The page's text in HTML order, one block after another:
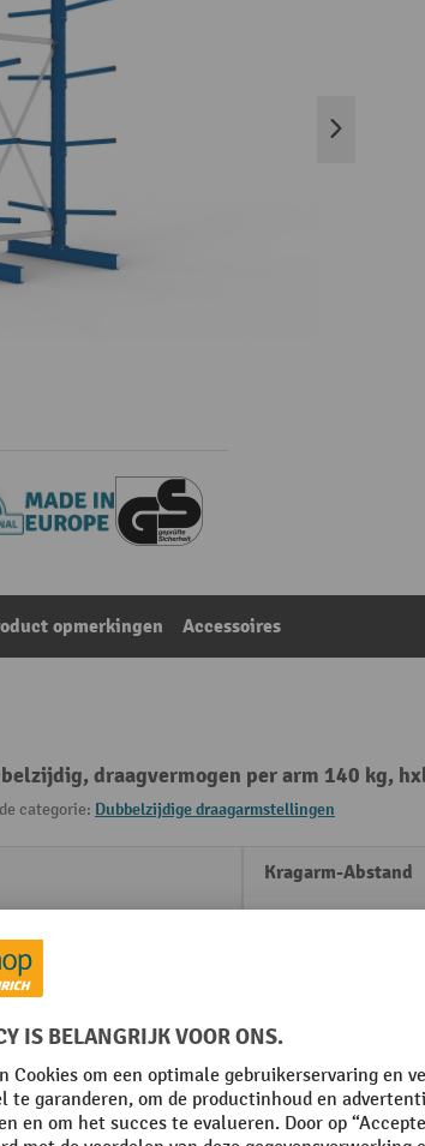
opmerkingen Accessoires
draagvermogen per arm 140 kg,
categorie: Dubbelzijdige draagarmstellingen
Kragarm-Abstand
Nominale diepte
Nominale hoogte
Plaats van